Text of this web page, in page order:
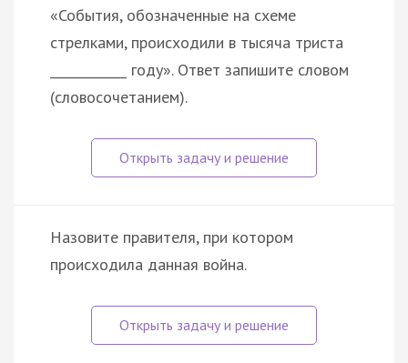
«События, обозначенные на схеме
стрелками, происходили в тысяча триста
____________ году». Ответ запишите словом
(словосочетанием).
Назовите правителя, при котором
происходила данная война.